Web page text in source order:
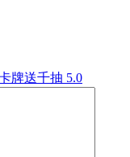
牌送千抽 5.0